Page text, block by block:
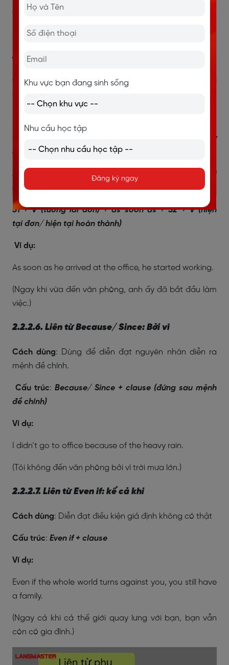
As long as you call him, Quan will forgive you.
(Miễn là bạn gọi cho anh ấy, Quân sẽ tha thứ cho bạn.)
2.2.2.5. Liên từ As soon as: Ngay khi mà
Cách dùng : Dùng để diễn đạt mối quan hệ về mặt thời
gian của hai mệnh đề
S1 + V (quá khứ đơn) + as soon as + S2 + V (quá khứ
đơn/quá khứ hoàn thành)
S1 + V (hiện tại đơn) + as soon as + S2 + V (hiện tại
đơn)
S1 + V (tương lai đơn) + as soon as + S2 + V (hiện
tại đơn/ hiện tại hoàn thành)
Ví dụ:
As soon as he arrived at the office, he started working.
(Ngay khi vừa đến văn phòng, anh ấy đã bắt đầu làm
việc.)
2.2.2.6. Liên từ Because/ Since: Bởi vì
Cách dùng: Dùng để diễn đạt nguyên nhân diễn ra
mệnh đề chính.
Cấu trúc: Because/ Since + clause (đứng sau mệnh
đề chính)
Ví dụ:
I didn’t go to office because of the heavy rain.
(Tôi không đến văn phòng bởi vì trời mưa lớn.)
2.2.2.7. Liên từ Even if: kể cả khi
Cách dùng: Diễn đạt điều kiện giả định không có thật
Cấu trúc: Even if + clause
Ví dụ:
Even if the whole world turns against you, you still have
a family.
(Ngay cả khi cả thế giới quay lưng với bạn, bạn vẫn
còn có gia đình.)
Khu vực bạn đang sinh sống
Nhu cầu học tập
Đăng ký ngay